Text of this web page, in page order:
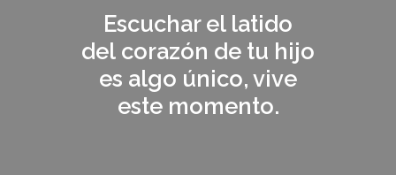
Escuchar el latido
del corazón de tu hijo
es algo único, vive
este momento.